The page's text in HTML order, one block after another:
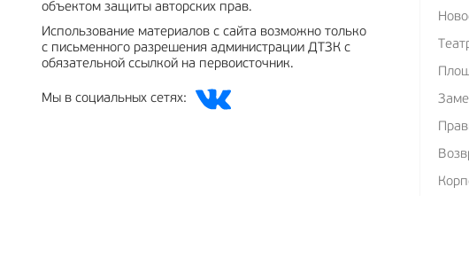
объектом защиты авторских прав.
Использование материалов с сайта возможно только
с письменного разрешения администрации ДТЗК с
обязательной ссылкой на первоисточник.
Мы в социальных сетях: